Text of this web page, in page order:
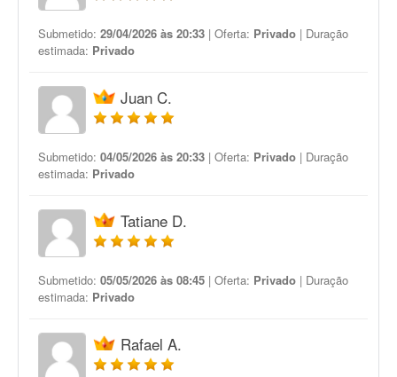
Submetido: 29/04/2026 às 20:33 | Oferta: Privado | Duração
estimada: Privado
Juan C.
Submetido: 04/05/2026 às 20:33 | Oferta: Privado | Duração
estimada: Privado
Tatiane D.
Submetido: 05/05/2026 às 08:45 | Oferta: Privado | Duração
estimada: Privado
Rafael A.